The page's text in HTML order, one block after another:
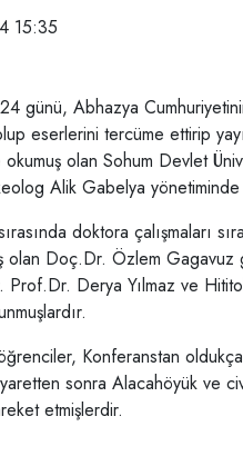
15:35
günü, Abhazya
eserlerini tercüme ettirip
olan Sohum Devlet
Alik Gabelya
doktora çalışmaları
olan Doç.Dr. Özlem
Prof.Dr. Derya Yılmaz ve
Konferanstan
sonra Alacahöyük ve
etmişlerdir.